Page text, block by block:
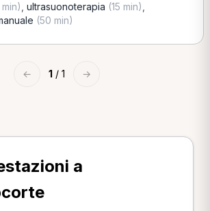
ultrasuonoterapia (15 min)
(50 min)
← 1 / 1 →
a